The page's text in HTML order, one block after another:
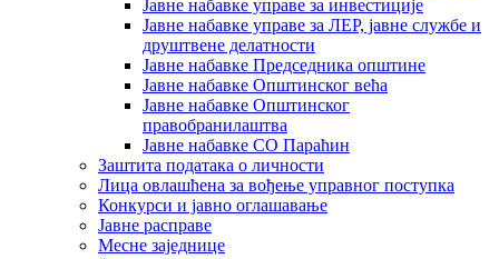
Јавне набавке управе за инвестиције
Јавне набавке управе за ЛЕР, јавне службе и
друштвене делатности
Јавне набавке Председника општине
Јавне набавке Општинског већа
Јавне набавке Општинског
правобранилаштва
Јавне набавке СО Параћин
Заштита података о личности
Лица овлашћена за вођење управног поступка
Конкурси и јавно оглашавање
Јавне расправе
Месне заједнице